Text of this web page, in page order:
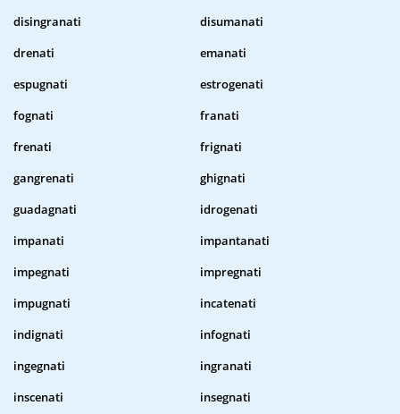
disingranati
disumanati
drenati
emanati
espugnati
estrogenati
fognati
franati
frenati
frignati
gangrenati
ghignati
guadagnati
idrogenati
impanati
impantanati
impegnati
impregnati
impugnati
incatenati
indignati
infognati
ingegnati
ingranati
inscenati
insegnati